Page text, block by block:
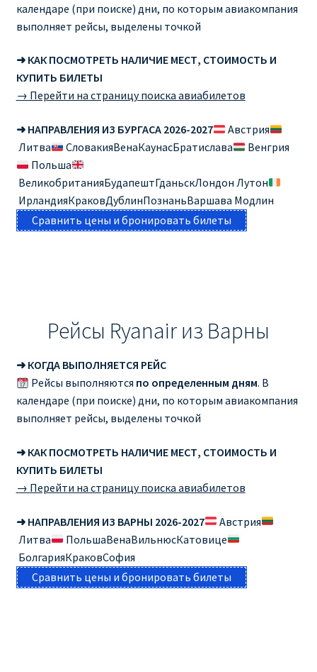
календаре (при поиске) дни, по которым авиакомпания
выполняет рейсы, выделены точкой
➜ КАК ПОСМОТРЕТЬ НАЛИЧИЕ МЕСТ, СТОИМОСТЬ И
КУПИТЬ БИЛЕТЫ
→ Перейти на страницу поиска авиабилетов
➜ НАПРАВЛЕНИЯ ИЗ БУРГАСА 2026-2027
Австрия
Литва
СловакияВенаКаунасБратислава
Венгрия
Польша
ВеликобританияБудапештГданьскЛондон Лутон
ИрландияКраковДублинПознаньВаршава Модлин
Сравнить цены и бронировать билеты
Рейсы Ryanair из Варны
➜ КОГДА ВЫПОЛНЯЕТСЯ РЕЙС
Рейсы выполняются по определенным дням. В
календаре (при поиске) дни, по которым авиакомпания
выполняет рейсы, выделены точкой
➜ КАК ПОСМОТРЕТЬ НАЛИЧИЕ МЕСТ, СТОИМОСТЬ И
КУПИТЬ БИЛЕТЫ
→ Перейти на страницу поиска авиабилетов
➜ НАПРАВЛЕНИЯ ИЗ ВАРНЫ 2026-2027
Австрия
Литва
ПольшаВенаВильнюсКатовице
БолгарияКраковСофия
Сравнить цены и бронировать билеты